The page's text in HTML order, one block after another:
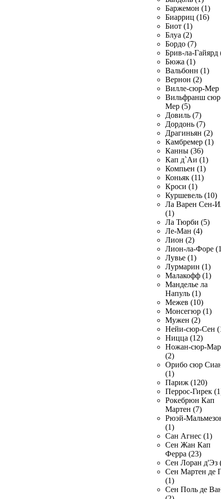
Баржемон (1)
Биарриц (16)
Биот (1)
Блуа (2)
Бордо (7)
Брив-ла-Гайярд
Бюжа (1)
Вальбонн (1)
Вернон (2)
Вилле-сюр-Мер
Вильфранш сюр
Мер (5)
Довиль (7)
Дордонь (7)
Драгиньян (2)
Камбремер (1)
Канны (36)
Кап д`Аи (1)
Компьен (1)
Коньяк (11)
Кроси (1)
Куршевель (10)
Ла Варен Сен-
(1)
Ла Тюрби (5)
Ле-Ман (4)
Лион (2)
Лион-ла-Форе
Лувье (1)
Лурмарин (1)
Малакофф (1)
Манделье ла
Напуль (1)
Межев (10)
Монсегюр (1)
Мужен (2)
Нейи-сюр-Сен
Ницца (12)
Ножан-сюр-
(2)
Орибо сюр
(1)
Париж (120)
Перрос-Гирек
Рокебрюн Кап
Мартен (7)
Рюэй-
(1)
Сан Агнес (1)
Сен Жан Кап
Ферра (23)
Сен Лоран д'Эз
Сен Мартен де
(1)
Сен Поль де